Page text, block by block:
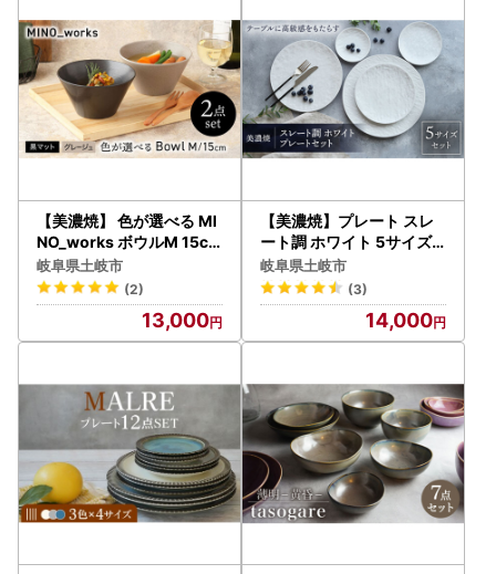
【美濃焼】 色が選べる MI
NO_works ボウルM 15cm
2点セット【EAST table】
ボウル 器 モダン[MBS120
]
岐阜県土岐市
(2)
13,000
【美濃焼】プレート スレ
ート調 ホワイト 5サイズ
セット【EAST table】 皿
ワンプレート [MBS030]
岐阜県土岐市
(3)
14,000